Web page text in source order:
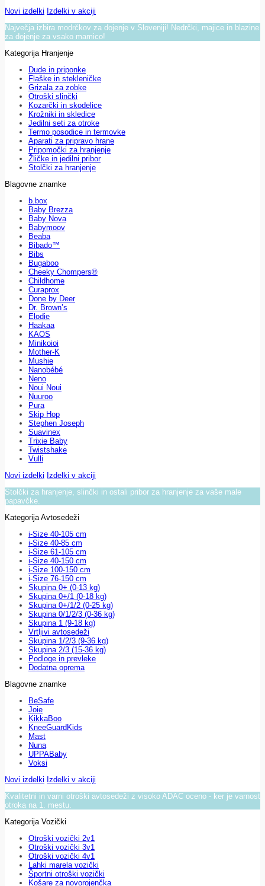
Novi izdelki Izdelki v akciji
Največja izbira modrčkov za dojenje v Sloveniji! Nedrčki, majice in blazine
za dojenje za vsako mamico!
Kategorija Hranjenje
Dude in priponke
Flaške in stekleničke
Grizala za zobke
Otroški slinčki
Kozarčki in skodelice
Krožniki in skledice
Jedilni seti za otroke
Termo posodice in termovke
Aparati za pripravo hrane
Pripomočki za hranjenje
Žličke in jedilni pribor
Stolčki za hranjenje
Blagovne znamke
b.box
Baby Brezza
Baby Nova
Babymoov
Beaba
Bibado™
Bibs
Bugaboo
Cheeky Chompers®
Childhome
Curaprox
Done by Deer
Dr. Brown’s
Elodie
Haakaa
KAOS
Minikoioi
Mother-K
Mushie
Nanobébé
Neno
Noui Noui
Nuuroo
Pura
Skip Hop
Stephen Joseph
Suavinex
Trixie Baby
Twistshake
Vulli
Novi izdelki Izdelki v akciji
Stolčki za hranjenje, slinčki in ostali pribor za hranjenje za vaše male
papavčke.
Kategorija Avtosedeži
i-Size 40-105 cm
i-Size 40-85 cm
i-Size 61-105 cm
i-Size 40-150 cm
i-Size 100-150 cm
i-Size 76-150 cm
Skupina 0+ (0-13 kg)
Skupina 0+/1 (0-18 kg)
Skupina 0+/1/2 (0-25 kg)
Skupina 0/1/2/3 (0-36 kg)
Skupina 1 (9-18 kg)
Vrtljivi avtosedeži
Skupina 1/2/3 (9-36 kg)
Skupina 2/3 (15-36 kg)
Podloge in prevleke
Dodatna oprema
Blagovne znamke
BeSafe
Joie
KikkaBoo
KneeGuardKids
Mast
Nuna
UPPABaby
Voksi
Novi izdelki Izdelki v akciji
Kvalitetni in varni otroški avtosedeži z visoko ADAC oceno - ker je varnost
otroka na 1. mestu.
Kategorija Vozički
Otroški vozički 2v1
Otroški vozički 3v1
Otroški vozički 4v1
Lahki marela vozički
Športni otroški vozički
Košare za novorojenčka